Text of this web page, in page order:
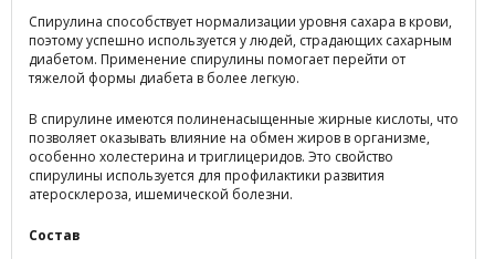
Спирулина способствует нормализации уровня сахара в крови,
поэтому успешно используется у людей, страдающих сахарным
диабетом. Применение спирулины помогает перейти от
тяжелой формы диабета в более легкую.
В спирулине имеются полиненасыщенные жирные кислоты, что
позволяет оказывать влияние на обмен жиров в организме,
особенно холестерина и триглицеридов. Это свойство
спирулины используется для профилактики развития
атеросклероза, ишемической болезни.
Состав